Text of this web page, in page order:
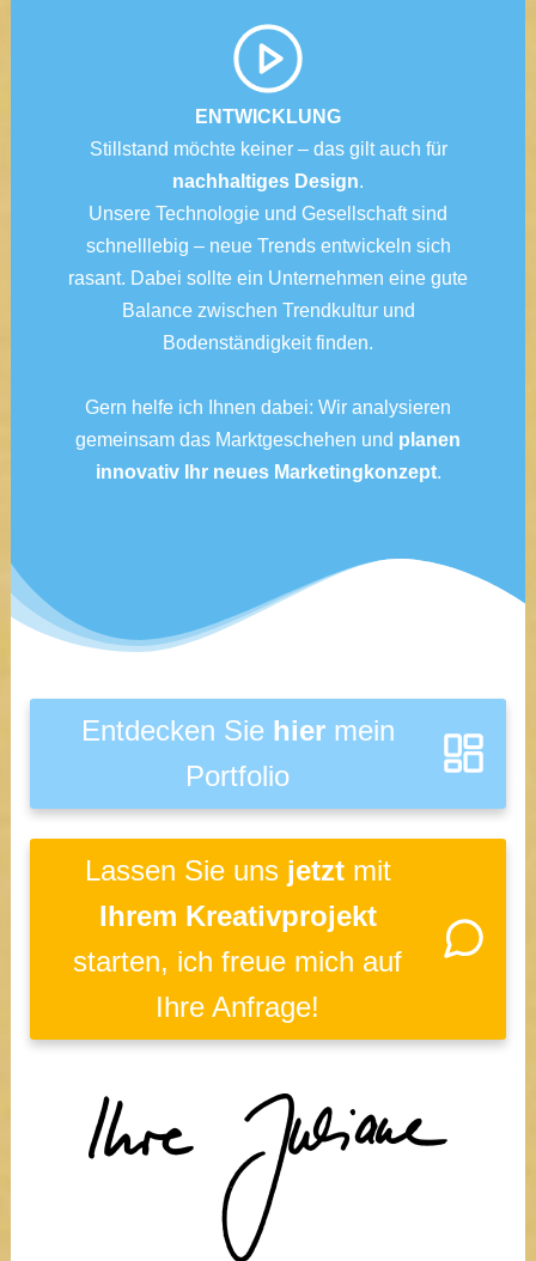
ENTWICKLUNG
Stillstand möchte keiner – das gilt auch für
nachhaltiges Design.
Unsere Technologie und Gesellschaft sind
schnelllebig – neue Trends entwickeln sich
rasant. Dabei sollte ein Unternehmen eine gute
Balance zwischen Trendkultur und
Bodenständigkeit finden.
Gern helfe ich Ihnen dabei: Wir analysieren
gemeinsam das Marktgeschehen und planen
innovativ Ihr neues Marketingkonzept.
Entdecken Sie hier mein
Portfolio
Lassen Sie uns jetztmit
Ihrem Kreativprojekt
starten, ich freue mich auf
Ihre Anfrage!